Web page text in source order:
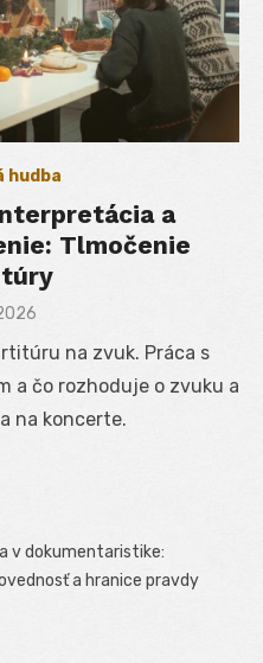
hudba
a
Tlmočenie
na zvuk. Práca s
a čo rozhoduje o zvuku a
na koncerte.
v dokumentaristike:
a hranice pravdy